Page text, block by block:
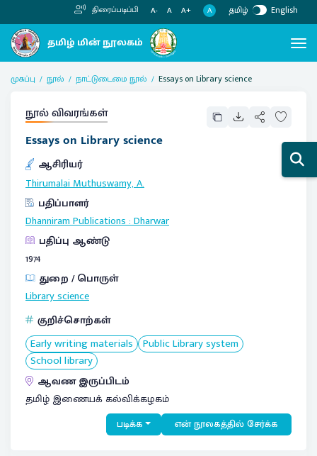
திரைப்படிப்பி A- A A+ A தமிழ் English
முகப்பு நூல் நாட்டுடைமை நூல் Essays on Library science
நூல் விவரங்கள்
Essays on Library science
ஆசிரியர்
Thirumalai Muthuswamy, A.
பதிப்பாளர்
Dhanniram Publications:Dharwar
பதிப்பு ஆண்டு
1974
துறை / பொருள்
Library science
குறிச்சொற்கள்
Early writing materials Public Library system
School library
ஆவண இருப்பிடம்
தமிழ் இணையக் கல்விக்கழகம்
படிக்க என் நூலகத்தில் சேர்க்க